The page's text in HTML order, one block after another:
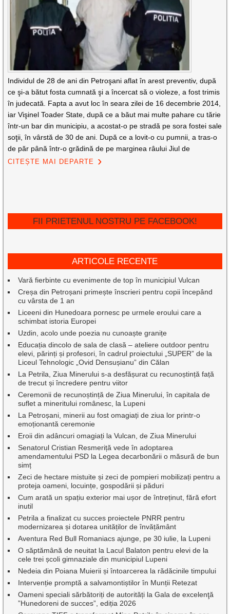
Individul de 28 de ani din Petroşani aflat în arest preventiv, după
ce şi-a bătut fosta cumnată şi a încercat să o violeze, a fost trimis
în judecată. Fapta a avut loc în seara zilei de 16 decembrie 2014,
iar Vişinel Toader State, după ce a băut mai multe pahare cu tărie
într-un bar din municipiu, a acostat-o pe stradă pe sora fostei sale
soţii, în vârstă de 30 de ani. După ce a lovit-o cu pumnii, a tras-o
de păr până într-o grădină de pe marginea râului Jiul de
CITEȘTE MAI DEPARTE
FII PRIETENUL NOSTRU PE FACEBOOK!
ARTICOLE RECENTE
Vară fierbinte cu evenimente de top în municipiul Vulcan
Creșa din Petroșani primește înscrieri pentru copii începând
cu vârsta de 1 an
Liceeni din Hunedoara pornesc pe urmele eroului care a
schimbat istoria Europei
Uzdin, acolo unde poezia nu cunoaște granițe
Educația dincolo de sala de clasă – ateliere outdoor pentru
elevi, părinți și profesori, în cadrul proiectului „SUPER” de la
Liceul Tehnologic „Ovid Densușianu” din Călan
La Petrila, Ziua Minerului s-a desfășurat cu recunoștință față
de trecut și încredere pentru viitor
Ceremonii de recunoștință de Ziua Minerului, în capitala de
suflet a mineritului românesc, la Lupeni
La Petroșani, minerii au fost omagiați de ziua lor printr-o
emoționantă ceremonie
Eroii din adâncuri omagiați la Vulcan, de Ziua Minerului
Senatorul Cristian Resmeriță vede în adoptarea
amendamentului PSD la Legea decarbonării o măsură de bun
simț
Zeci de hectare mistuite și zeci de pompieri mobilizați pentru a
proteja oameni, locuințe, gospodării și păduri
Cum arată un spațiu exterior mai ușor de întreținut, fără efort
inutil
Petrila a finalizat cu succes proiectele PNRR pentru
modernizarea și dotarea unităților de învățământ
Aventura Red Bull Romaniacs ajunge, pe 30 iulie, la Lupeni
O săptămână de neuitat la Lacul Balaton pentru elevi de la
cele trei școli gimnaziale din municipiul Lupeni
Nedeia din Poiana Muierii și întoarcerea la rădăcinile timpului
Intervenție promptă a salvamontiștilor în Munții Retezat
Oameni speciali sărbătoriți de autorități la Gala de excelenţă
”Hunedoreni de succes”, ediția 2026